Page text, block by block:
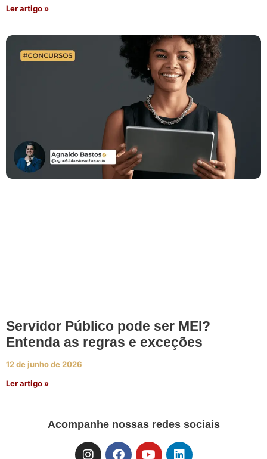
Ler artigo »
Servidor Público pode ser MEI?
Entenda as regras e exceções
12 de junho de 2026
Ler artigo »
Acompanhe nossas redes sociais